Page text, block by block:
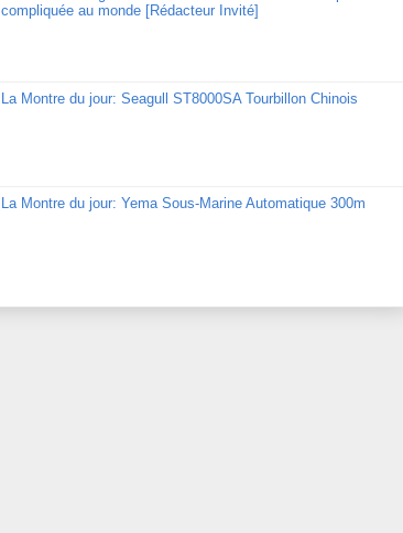
compliquée au monde [Rédacteur Invité]
La Montre du jour: Seagull ST8000SA Tourbillon Chinois
La Montre du jour: Yema Sous-Marine Automatique 300m